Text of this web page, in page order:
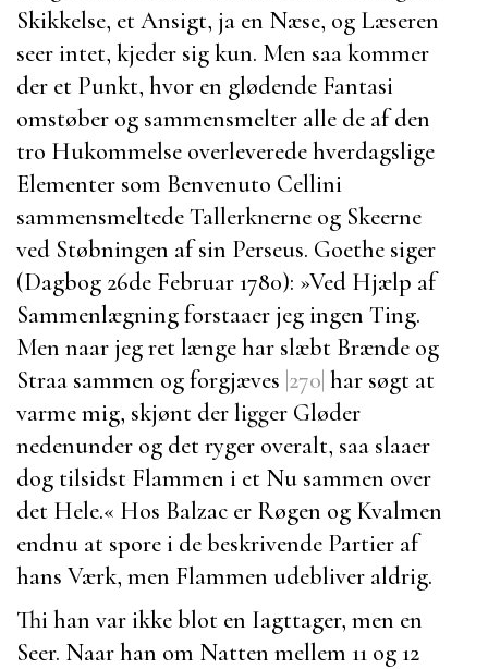
Skikkelse, et Ansigt, ja en Næse, og Læseren
seer intet, kjeder sig kun. Men saa kommer
der et Punkt, hvor en glødende Fantasi
omstøber og sammensmelter alle de af den
tro Hukommelse overleverede hverdagslige
Elementer som Benvenuto Cellini
sammensmeltede Tallerknerne og Skeerne
ved Støbningen af sin Perseus. Goethe siger
(Dagbog 26de Februar 1780): »Ved Hjælp af
Sammenlægning forstaaer jeg ingen Ting.
Men naar jeg ret længe har slæbt Brænde og
Straa sammen og forgjæves |270| har søgt at
varme mig, skjønt der ligger Gløder
nedenunder og det ryger overalt, saa slaaer
dog tilsidst Flammen i et Nu sammen over
det Hele.« Hos Balzac er Røgen og Kvalmen
endnu at spore i de beskrivende Partier af
hans Værk, men Flammen udebliver aldrig.
Thi han var ikke blot en Iagttager, men en
Seer. Naar han om Natten mellem 11 og 12